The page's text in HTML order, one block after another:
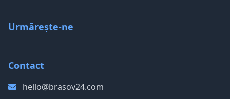
Urmărește-ne
Contact
hello@brasov24.com